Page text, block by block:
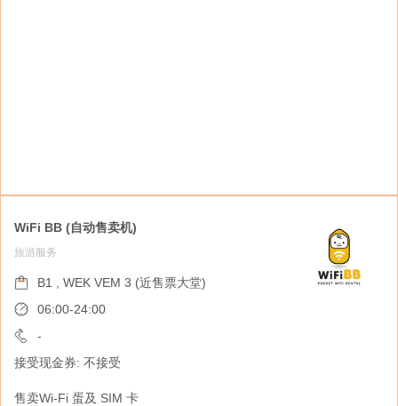
Cityline 自助服务站 (自动售卖机)
旅游服务
B1 , WEK VEM 2 (近售票大堂)
06:00-24:00
-
接受现金券: 不接受
WiFi BB (自动售卖机)
旅游服务
B1 , WEK VEM 3 (近售票大堂)
06:00-24:00
-
接受现金券: 不接受
售卖Wi-Fi 蛋及 SIM 卡